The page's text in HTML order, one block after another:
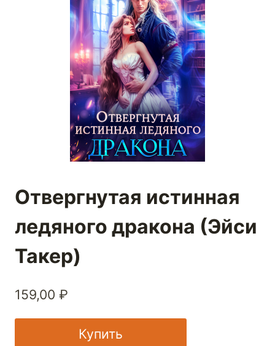
Отвергнутая истинная
ледяного дракона (Эйси
Такер)
159,00 ₽
Купить